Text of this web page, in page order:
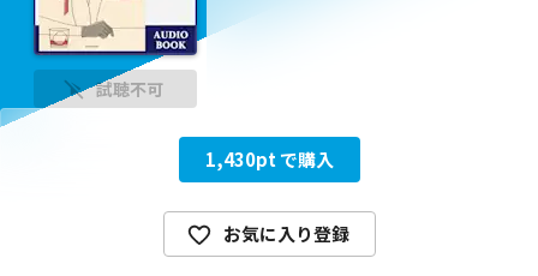
試聴不可
1,430pt で購入
お気に入り登録